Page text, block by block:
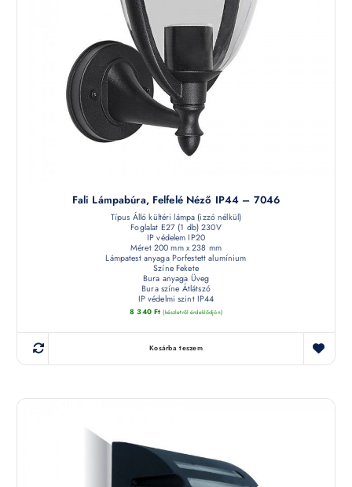
Fali Lámpabúra, Felfelé Néző IP44 – 7046
Típus Álló kültéri lámpa (izzó nélkül)
Foglalat E27 (1 db) 230V
IP védelem IP20
Méret 200 mm x 238 mm
Lámpatest anyaga Porfestett alumínium
Színe Fekete
Bura anyaga Üveg
Bura színe Átlátszó
IP védelmi szint IP44
8 340 Ft (készletről érdeklődjön)
Kosárba teszem